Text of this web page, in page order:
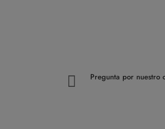
 Pregunta por nuestro